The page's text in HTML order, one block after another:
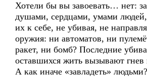
Хотели бы вы завоевать… нет:
душами, сердцами, умами
их к себе, не убивая, не
оружия: ни автоматов, ни
ракет, ни бомб? Последние
оставшихся жить вызывают гнев
А как иначе «завладеть» людьми?